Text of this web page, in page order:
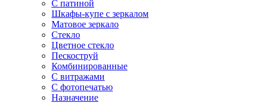
С патиной
Шкафы-купе с зеркалом
Матовое зеркало
Стекло
Цветное стекло
Пескоструй
Комбинированные
С витражами
С фотопечатью
Назначение